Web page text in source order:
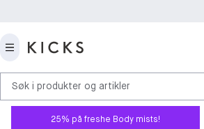
Søk i produkter og artikler
25% på freshe Body mists!